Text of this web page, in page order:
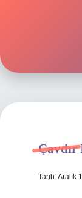
Hakkımızda
Çavdır
Tarih: Aralık